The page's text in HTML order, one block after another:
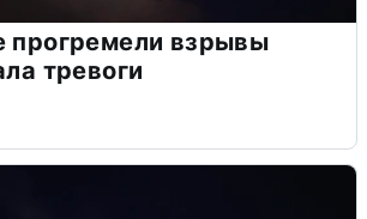
прогремели взрывы
тревоги